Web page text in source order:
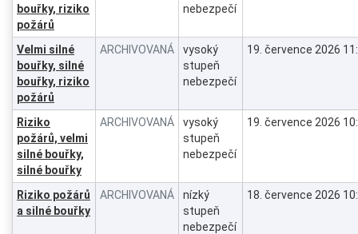
bouřky, riziko
požárů
nebezpečí
Velmi silné
bouřky, silné
bouřky, riziko
požárů
ARCHIVOVANÁ
vysoký
stupeň
nebezpečí
19. července 2026
Riziko
požárů, velmi
silné bouřky,
silné bouřky
ARCHIVOVANÁ
vysoký
stupeň
nebezpečí
19. července 2026
Riziko požárů
a silné bouřky
ARCHIVOVANÁ
nízký
stupeň
nebezpečí
18. července 2026